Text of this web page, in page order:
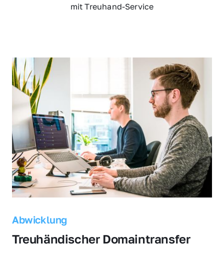
mit Treuhand-Service
Abwicklung
Treuhändischer Domaintransfer